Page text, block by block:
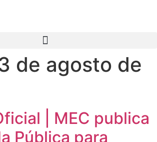
de agosto de
| MEC publica
Pública para